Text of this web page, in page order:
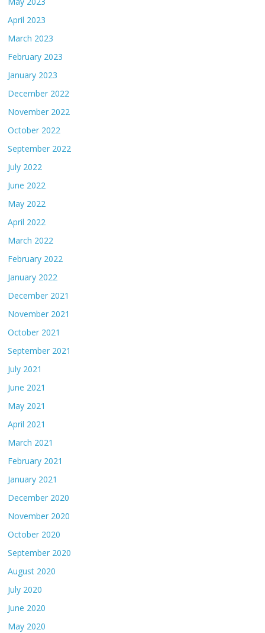
April 2023
March 2023
February 2023
January 2023
December 2022
November 2022
October 2022
September 2022
July 2022
June 2022
May 2022
April 2022
March 2022
February 2022
January 2022
December 2021
November 2021
October 2021
September 2021
July 2021
June 2021
May 2021
April 2021
March 2021
February 2021
January 2021
December 2020
November 2020
October 2020
September 2020
August 2020
July 2020
June 2020
May 2020